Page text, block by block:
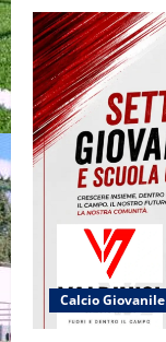
Calcio Giovanile